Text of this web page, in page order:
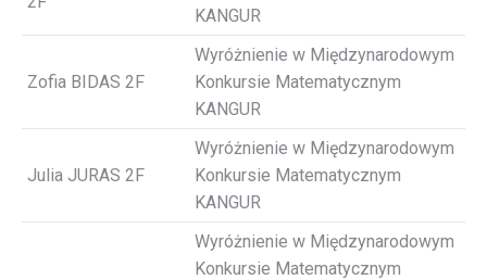
KANGUR
Zofia BIDAS 2F
Wyróżnienie w Międzynarodowym
Konkursie Matematycznym
KANGUR
Julia JURAS 2F
Wyróżnienie w Międzynarodowym
Konkursie Matematycznym
KANGUR
Wyróżnienie w Międzynarodowym
Konkursie Matematycznym